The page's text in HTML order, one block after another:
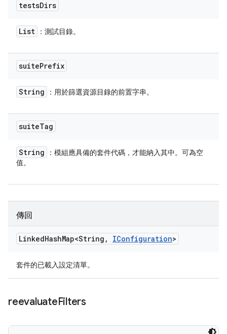
testsDirs
List ：測試目錄。
suitePrefix
String ：用於篩選資源目錄的前置字串。
suiteTag
String
：模組應具備的套件代碼，才能納入其中。可為空
值。
傳回
LinkedHashMap<String , IConfiguration>
套件的已載入設定清單。
reevaluateFilters